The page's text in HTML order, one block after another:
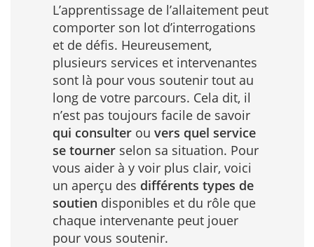
L’apprentissage de l’allaitement peut
comporter son lot d’interrogations
et de défis. Heureusement,
plusieurs services et intervenantes
sont là pour vous soutenir tout au
long de votre parcours. Cela dit, il
n’est pas toujours facile de savoir
qui consulter ou vers quel service
se tourner selon sa situation. Pour
vous aider à y voir plus clair, voici
un aperçu des différents types de
soutien disponibles et du rôle que
chaque intervenante peut jouer
pour vous soutenir.